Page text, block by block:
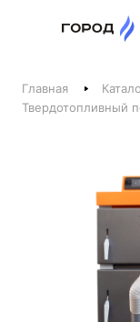
Телефоны
Котлы и отопление
+375 44 521-
Печи, камины, бани
Главная
Твердотопливный